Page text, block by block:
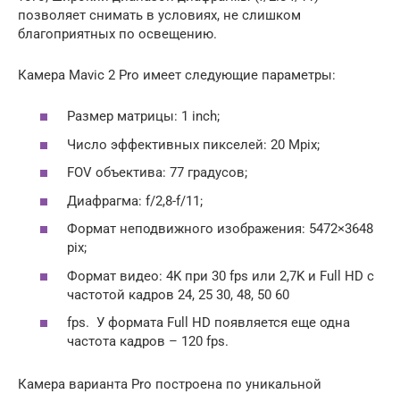
позволяет снимать в условиях, не слишком
благоприятных по освещению.
Камера Mavic 2 Pro имеет следующие параметры:
Размер матрицы: 1 inch;
Число эффективных пикселей: 20 Mpix;
FOV объектива: 77 градусов;
Диафрагма: f/2,8-f/11;
Формат неподвижного изображения: 5472×3648
pix;
Формат видео: 4K при 30 fps или 2,7K и Full HD с
частотой кадров 24, 25 30, 48, 50 60
fps. У формата Full HD появляется еще одна
частота кадров – 120 fps.
Камера варианта Pro построена по уникальной